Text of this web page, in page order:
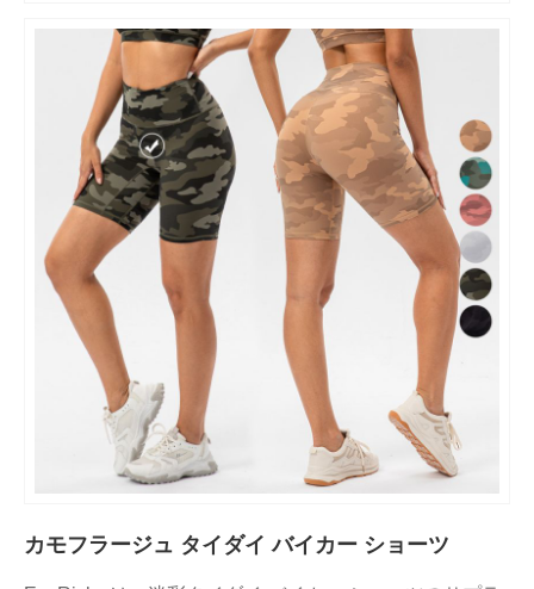
カモフラージュ タイダイ バイカー ショーツ